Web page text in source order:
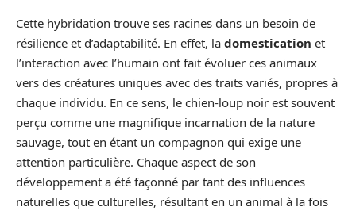
Cette hybridation trouve ses racines dans un besoin de
résilience et d’adaptabilité. En effet, la domestication et
l’interaction avec l’humain ont fait évoluer ces animaux
vers des créatures uniques avec des traits variés, propres à
chaque individu. En ce sens, le chien-loup noir est souvent
perçu comme une magnifique incarnation de la nature
sauvage, tout en étant un compagnon qui exige une
attention particulière. Chaque aspect de son
développement a été façonné par tant des influences
naturelles que culturelles, résultant en un animal à la fois